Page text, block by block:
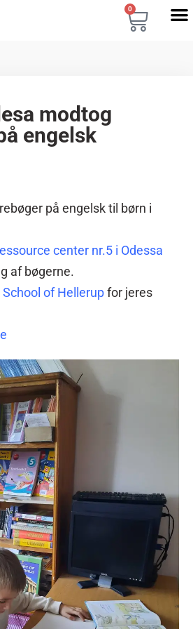
0
modtog
engelsk
på engelsk til børn i
center nr.5 i Odessa
af bøgerne.
of Hellerupfor jeres